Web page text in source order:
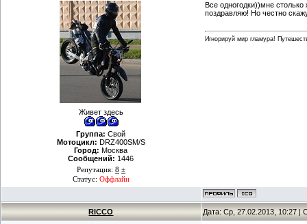
Живет здесь
Группа: Свой
Мотоцикл: DRZ400SM/S
Город: Москва
Сообщений: 1446
Репутация: 8 ±
Статус: Оффлайн
Все одногодки))мне
поздравляю! Но честно
Игнорируй мир гламура!
RICCO Дата: Ср, 27.02.2013, 10:27 |